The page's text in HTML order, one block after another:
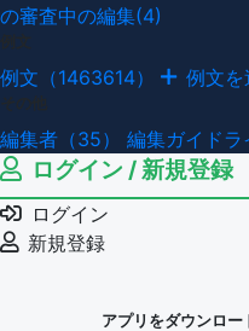
の審査中の編集(4)
例文（1463614） 例文を
編集者（35） 編集ガイドラ
ログイン / 新規登録
ログイン
新規登録
アプリをダウンロー